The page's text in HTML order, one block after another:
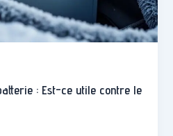
: Est-ce utile contre le